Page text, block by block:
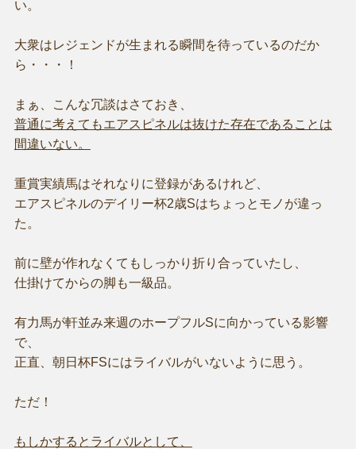
い。
大衆はレジェンドが生まれる瞬間を待っているのだか
ら・・・！
まぁ、こんな冗談はさておき、
普通に考えてもエアスピネルは抜けた存在であることは
間違いない。
重賞実績馬はそれなりに登録があるけれど、
エアスピネルのデイリー杯2歳Sはちょっとモノが違っ
た。
前に壁が作れなくてもしっかり折り合っていたし、
仕掛けてからの脚も一級品。
有力馬が軒並み来週のホープフルSに向かっている影響
で、
正直、朝日杯FSにはライバルがいないように思う。
ただ！
もしかするとライバルとして、